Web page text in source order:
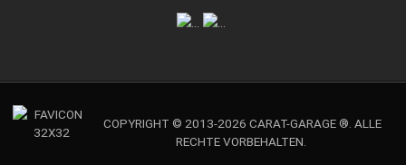
COPYRIGHT © 2013-2026 CARAT-GARAGE ®. ALLE
RECHTE VORBEHALTEN.